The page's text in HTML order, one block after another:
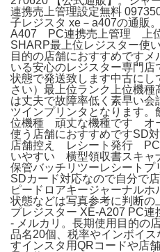
連携売上管理設定無料
子レジスタ xe－a407の通販
A407 PC連携売上管理 上
SHARP最上位レジスター使
目的の店舗におすすめです
いる安心のレジスター専門
状態で発送致します中古に
さい）最上位ランク上位機
は丈夫で故障率低く素早い
ツインプリンタとなります
位機種 頑丈な機種です オ
使う店舗におすすめですSD
店舗控え レシート発行
いやすい 横型領収書スキャ
保管バッチリツーレシートプ
SDカード対応なので自分で
ピードロアキージャーナル
状態などは写真参考に判断
プレジスター XE-A207 PC
- メルカリ。長期使用目的の
品名20個、税率やインボイ
すインスタ用QRコードや店